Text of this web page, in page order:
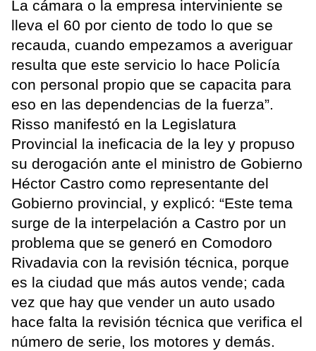
La cámara o la empresa interviniente se
lleva el 60 por ciento de todo lo que se
recauda, cuando empezamos a averiguar
resulta que este servicio lo hace Policía
con personal propio que se capacita para
eso en las dependencias de la fuerza”.
Risso manifestó en la Legislatura
Provincial la ineficacia de la ley y propuso
su derogación ante el ministro de Gobierno
Héctor Castro como representante del
Gobierno provincial, y explicó: “Este tema
surge de la interpelación a Castro por un
problema que se generó en Comodoro
Rivadavia con la revisión técnica, porque
es la ciudad que más autos vende; cada
vez que hay que vender un auto usado
hace falta la revisión técnica que verifica el
número de serie, los motores y demás.